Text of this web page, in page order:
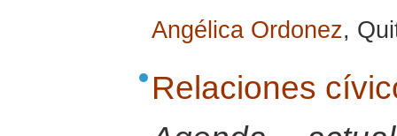
Angélica Ordonez,
Relaciones